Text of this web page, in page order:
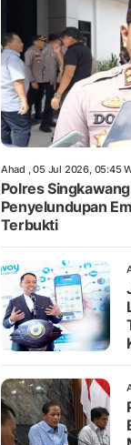
Ahad , 05 Jul 2026, 05:45
Polres
Penyelundupan
Terbukti